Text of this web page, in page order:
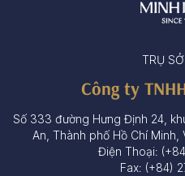
TRỤ
Công ty
Số 333 đường Hưng Định 24,
An, Thành phố Hồ Chí Minh,
Điện Thoại:
Fax: (+84)